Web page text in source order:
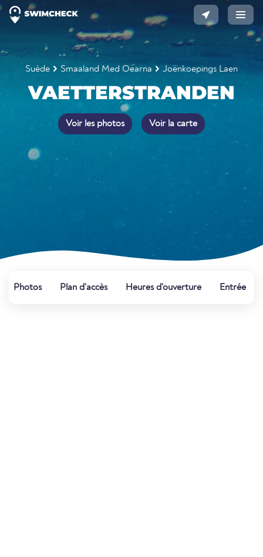
Suède Smaaland Med Oearna Joenkoepings Laen
VAETTERSTRANDEN
Voir les photos Voir la carte
Photos Plan d'accès Heures d'ouverture Entrée